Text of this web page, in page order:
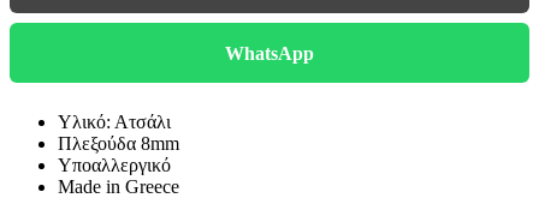
WhatsApp
Υλικό: Ατσάλι
Πλεξούδα 8mm
Υποαλλεργικό
Made in Greece